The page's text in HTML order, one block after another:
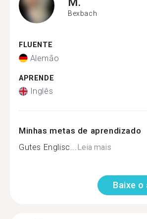
Bexbach
FLUENTE
Alemão
APRENDE
Inglês
Minhas metas de aprendizado
Gutes Englisc...Leia mais
Baixe